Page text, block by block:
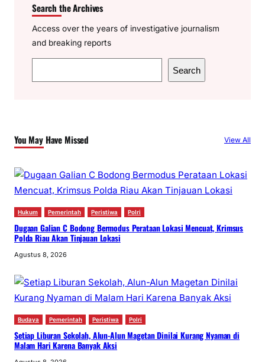
Search the Archives
Access over the years of investigative journalism
and breaking reports
e
h
Search
You May Have Missed View All
Hukum Pemerintah Peristiwa Polri
Dugaan Galian C Bodong Bermodus Perataan Lokasi Mencuat, Krimsus
Polda Riau Akan Tinjauan Lokasi
Agustus 8, 2026
Budaya Pemerintah Peristiwa Polri
Setiap Liburan Sekolah, Alun-Alun Magetan Dinilai Kurang Nyaman di
Malam Hari Karena Banyak Aksi